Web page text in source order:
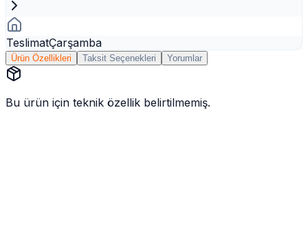
TeslimatÇarşamba
Ürün Özellikleri Taksit Seçenekleri Yorumlar
Bu ürün için teknik özellik belirtilmemiş.